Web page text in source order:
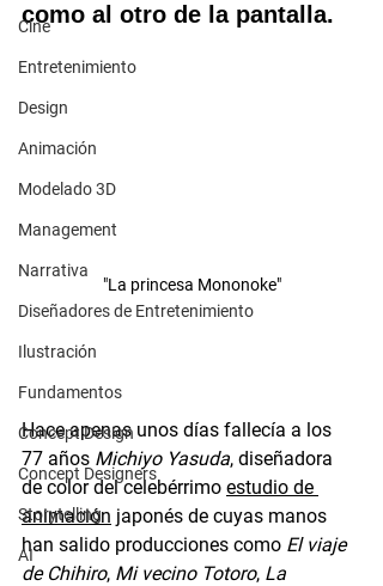
Cine
Entretenimiento
Design
Animación
Modelado 3D
Management
Narrativa
Diseñadores de Entretenimiento
Ilustración
Fundamentos
Concept Design
Concept Designers
Storytelling
AI
como al otro de la pantalla.
"La princesa Mononoke"
Hace apenas unos días fallecía a los
77 años Michiyo Yasuda, diseñadora
de color del celebérrimo estudio de
animación japonés de cuyas manos
han salido producciones como El viaje
de Chihiro, Mi vecino Totoro, La